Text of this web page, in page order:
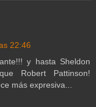
22:46
y hasta Sheldon
Robert Pattinson!
más expresiva...